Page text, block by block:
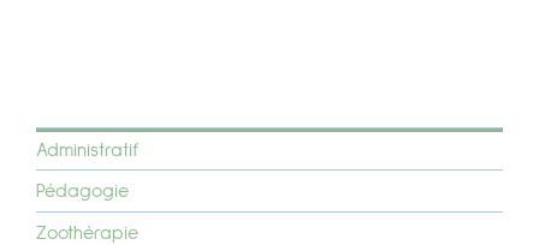
Horaires et tarifs
Administratif
Pédagogie
Zoothérapie